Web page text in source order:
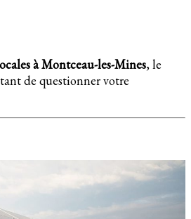
à Montceau-les-Mines, le
de questionner votre